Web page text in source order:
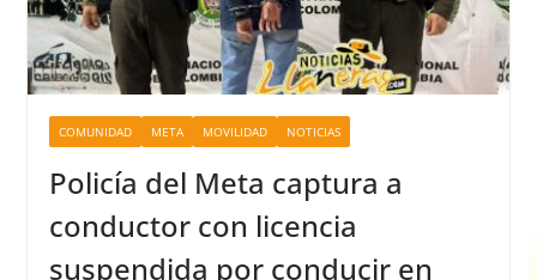
COMUNIDAD META MOVILIDAD NOTICIAS
Policía del Meta captura a
conductor con licencia
suspendida por conducir en